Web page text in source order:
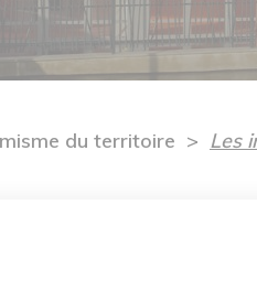
du territoire Les